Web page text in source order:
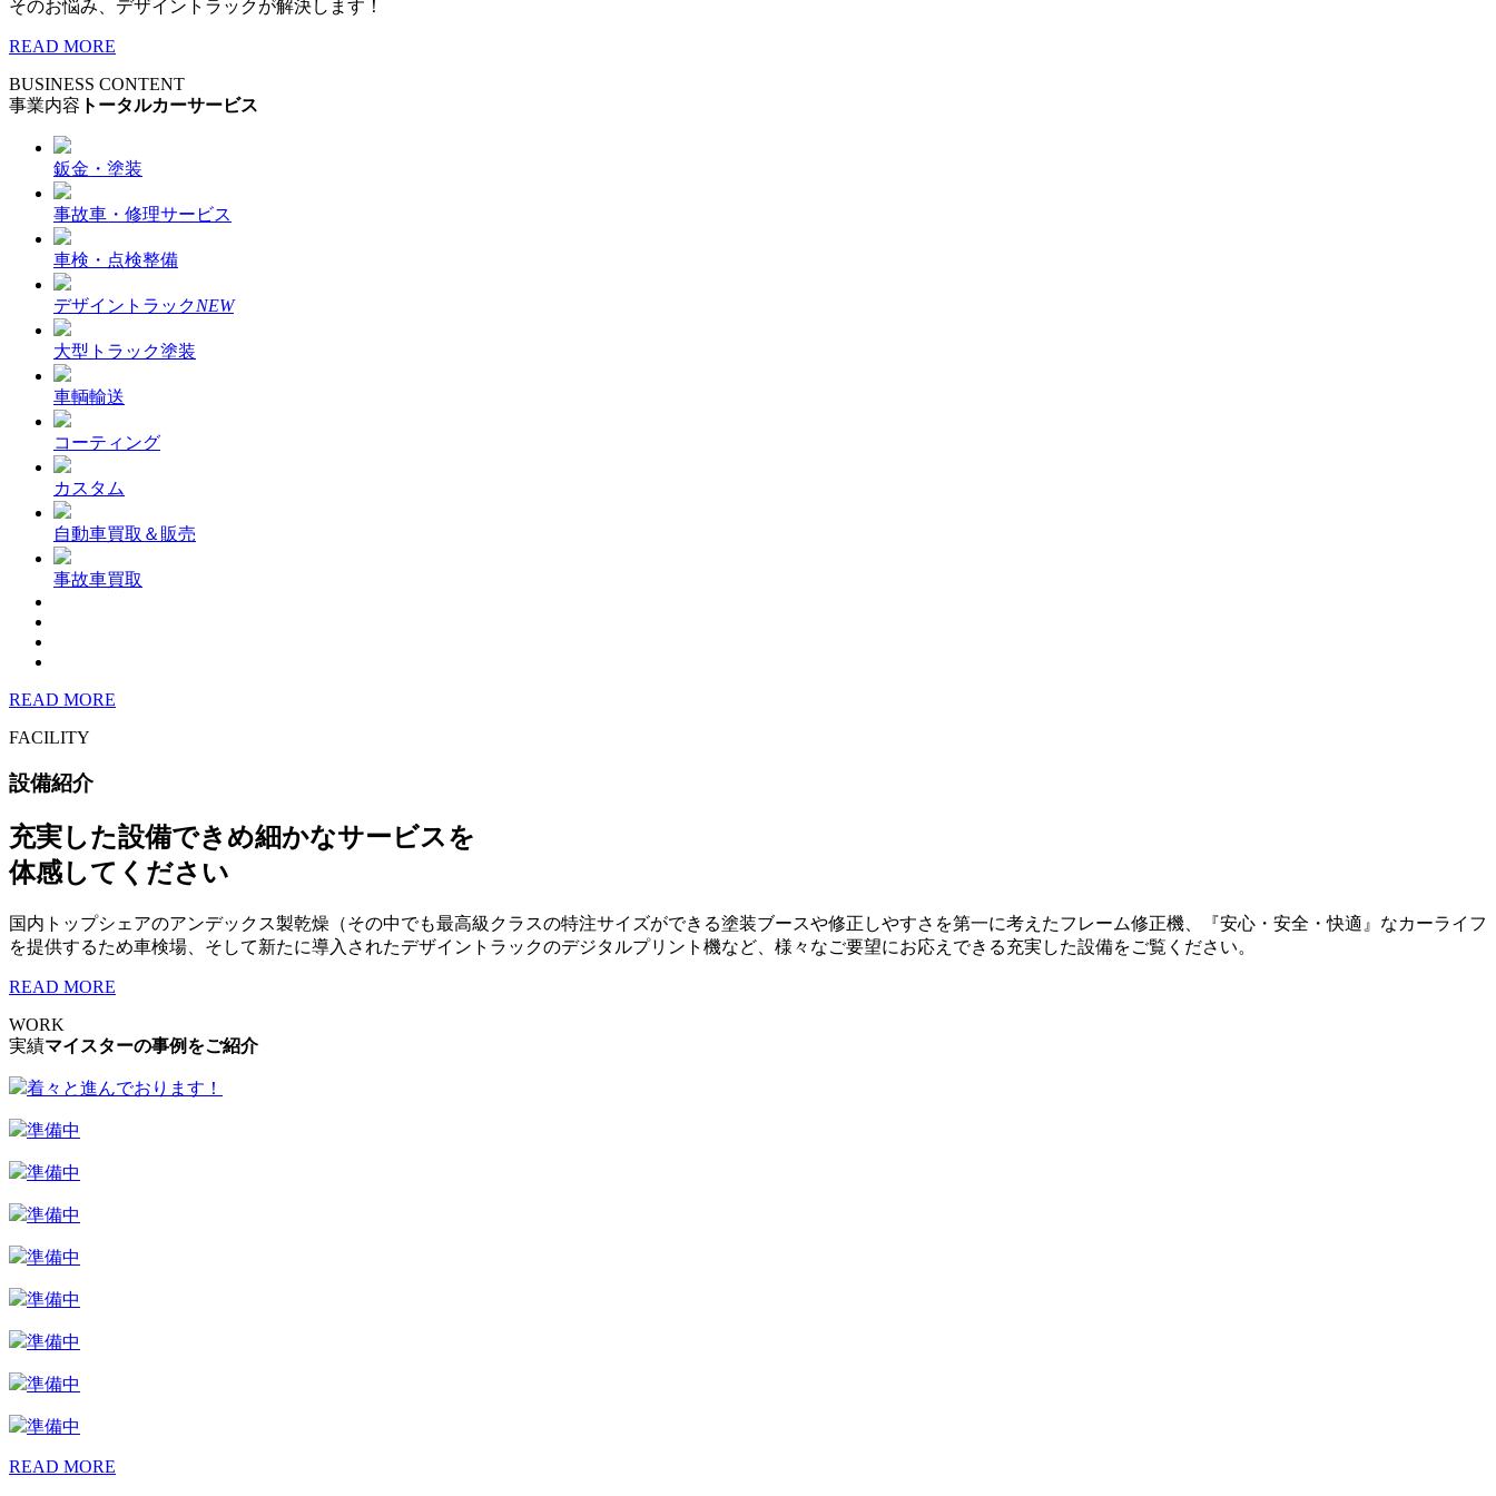
そのお悩み、デザイントラックが解決します！
READ MORE
BUSINESS CONTENT
事業内容 トータルカーサービス
鈑金・塗装
事故車・修理サービス
車検・点検整備
デザイントラックNEW
大型トラック塗装
車輌輸送
コーティング
カスタム
自動車買取＆販売
事故車買取
READ MORE
FACILITY
設備紹介
充実した設備できめ細かなサービスを
体感してください
国内トップシェアのアンデックス製乾燥（その中でも最高級クラスの特注サイズができる塗装ブースや修正しやすさを第一に考えたフレーム修正機、『安心・安全・快適』なカーライフ
を提供するため車検場、そして新たに導入されたデザイントラックのデジタルプリント機など、様々なご要望にお応えできる充実した設備をご覧ください。
READ MORE
WORK
実績マイスターの事例をご紹介
着々と進んでおります！
準備中
準備中
準備中
準備中
準備中
準備中
準備中
準備中
READ MORE